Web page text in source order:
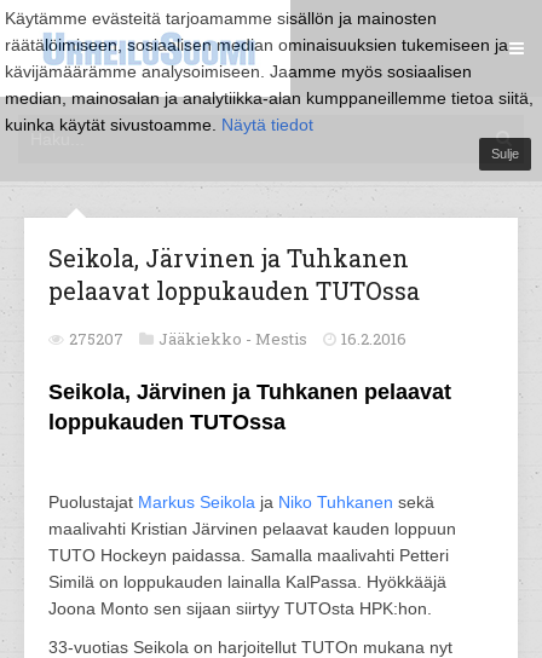
Käytämme evästeitä tarjoamamme sisällön ja mainosten
räätälöimiseen, sosiaalisen median ominaisuuksien tukemiseen ja
kävijämäärämme analysoimiseen. Jaamme myös sosiaalisen
median, mainosalan ja analytiikka-alan kumppaneillemme tietoa siitä,
kuinka käytät sivustoamme. Näytä tiedot
Sulje
Seikola, Järvinen ja Tuhkanen
pelaavat loppukauden TUTOssa
275207 Jääkiekko - Mestis 16.2.2016
Seikola, Järvinen ja Tuhkanen pelaavat
loppukauden TUTOssa
Puolustajat Markus Seikola ja Niko Tuhkanen sekä
maalivahti Kristian Järvinen pelaavat kauden loppuun
TUTO Hockeyn paidassa. Samalla maalivahti Petteri
Similä on loppukauden lainalla KalPassa. Hyökkääjä
Joona Monto sen sijaan siirtyy TUTOsta HPK:hon.
33-vuotias Seikola on harjoitellut TUTOn mukana nyt